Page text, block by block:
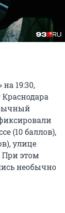
19:30,
(10 баллов),
улице
При этом
необычно